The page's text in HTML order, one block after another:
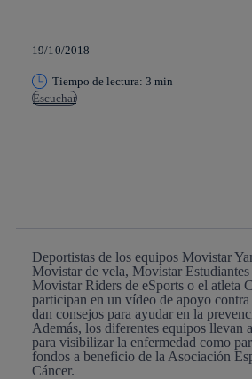
19/10/2018
Tiempo de lectura: 3 min
Escuchar
Deportistas de los equipos Movistar
Movistar de vela, Movistar Estudiantes
Movistar Riders de eSports o el atleta
participan en un vídeo de apoyo
dan consejos para ayudar en la
Además, los diferentes equipos llevan
para visibilizar la enfermedad como
fondos a beneficio de la Asociación
Cáncer.